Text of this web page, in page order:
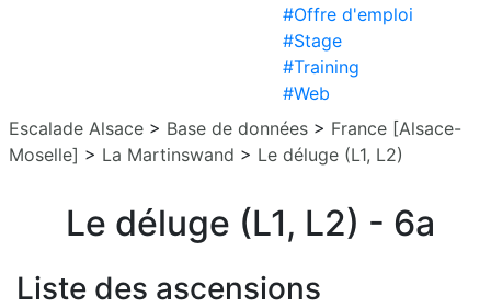
#Offre d'emploi
#Stage
#Training
#Web
Escalade Alsace > Base de données > France [Alsace-
Moselle] > La Martinswand > Le déluge (L1, L2)
Le déluge (L1, L2) - 6a
Liste des ascensions